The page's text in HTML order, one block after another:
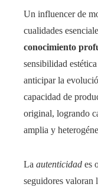
Un influencer de
cualidades
conocimiento
sensibilidad
anticipar la
capacidad de
original, logrando
amplia y
La autenticidad es
seguidores valoran